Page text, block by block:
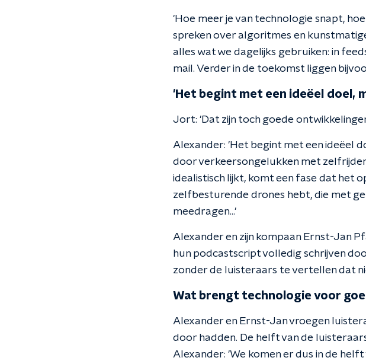
'Hoe meer je van technologie snapt,
spreken over algoritmes en
alles wat we dagelijks gebruiken: in
mail. Verder in de toekomst liggen
'Het begint met een ideëel doel,
Jort: 'Dat zijn toch goede
Alexander: 'Het begint met een ideëel
door verkeersongelukken met
idealistisch lijkt, komt een fase dat het
zelfbesturende drones hebt, die met
meedragen...'
Alexander en zijn kompaan Ernst-Jan
hun podcastscript volledig schrijven
zonder de luisteraars te vertellen dat
Wat brengt technologie voor
Alexander en Ernst-Jan vroegen
door hadden. De helft van de
Alexander: 'We komen er dus in de